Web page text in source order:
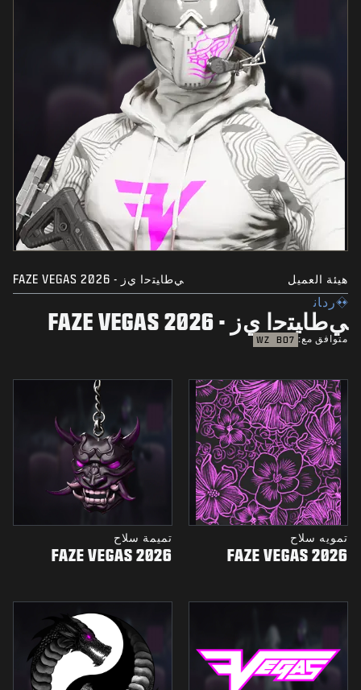
هيئة العميل ﻲﻃﺎﻴﺘﺣﺍ ﻱﺯ - FAZE VEGAS 2026
ﺭﺩﺎﻧ
ﻲﻃﺎﻴﺘﺣﺍ ﻱﺯ - FAZE VEGAS 2026
متوافق مع: BO7
WZ
تمويه سلاح
FAZE VEGAS 2026
تميمة سلاح
FAZE VEGAS 2026